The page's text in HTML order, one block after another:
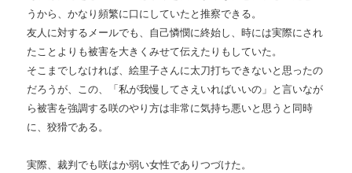
うから、かなり頻繁に口にしていたと推察できる。
友人に対するメールでも、自己憐憫に終始し、時には実際にされ
たことよりも被害を大きくみせて伝えたりもしていた。
そこまでしなければ、絵里子さんに太刀打ちできないと思ったの
だろうが、この、「私が我慢してさえいればいいの」と言いなが
ら被害を強調する咲のやり方は非常に気持ち悪いと思うと同時
に、狡猾である。
実際、裁判でも咲はか弱い女性でありつづけた。